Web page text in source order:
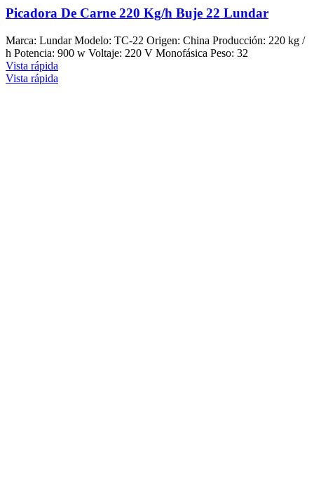
Picadora De Carne 220 Kg/h Buje 22 Lundar
Marca: Lundar Modelo: TC-22 Origen: China Producción: 220 kg /
h Potencia: 900 w Voltaje: 220 V Monofásica Peso: 32
Vista rápida
Vista rápida